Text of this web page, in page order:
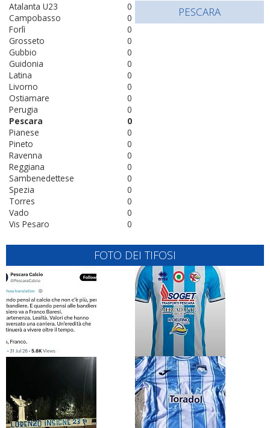
0
Atalanta U23
0
Campobasso
0
Forlì
0
Grosseto
0
Gubbio
0
Guidonia
0
Latina
0
Livorno
0
Ostiamare
0
Perugia
0
Pescara
0
Pianese
0
Pineto
0
Ravenna
0
Reggiana
0
Sambenedettese
0
Spezia
0
Torres
0
Vado
0
Vis Pesaro
PESCARA
FOTO DEI TIFOSI